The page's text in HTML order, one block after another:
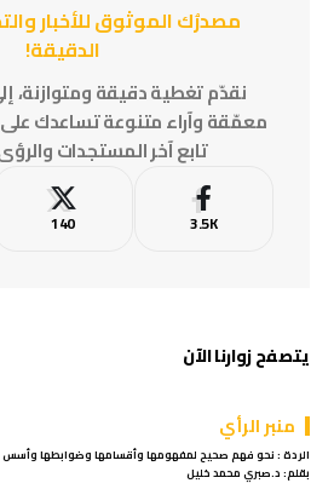
مصدرُك الموثوق للأخبار
الدقيقة!
نقدّم تغطية دقيقة ومتوازنة،
معمّقة وآراء متنوعة تساعدك على
تابع آخر المستجدات
3.5K
140
يتصفح زوارنا الآن
منبر الرأي
الردة : نحو فهم صحيح لمفهومها وأقسامها وضوابطها وأسس
بقلم: د.صبري محمد خليل